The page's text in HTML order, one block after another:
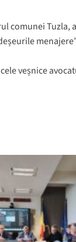
comunei Tuzla,
veșnice